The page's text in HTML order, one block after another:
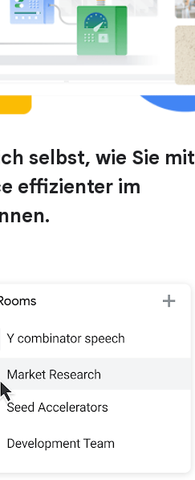
selbst, wie Sie mit
effizienter im